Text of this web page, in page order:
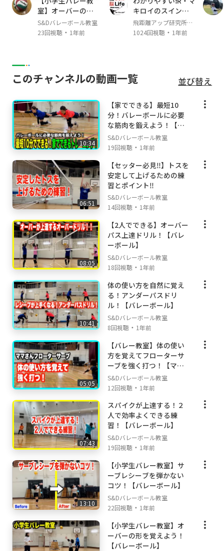
室】オーバーの形
を覚えよう！【バ
レーボール】
S&Dバレーボール教室
23回視聴・ 1年前
キロイのスイング
解析でアマチュア
のスイング改善‼️
飛距離アップ研究所か
っちゃんねる
1024回視聴・ 1年前
このチャンネルの動画一覧 並び替え
10:34
【家でできる】最短10
分！バレーボールに必要
な筋肉を鍛えよう！【バ
レーボール】
S&Dバレーボール教室
19回視聴 ・ 1年前
06:51
【セッター必見‼️】トスを
安定して上げるための練
習とポイント‼️
S&Dバレーボール教室
14回視聴 ・ 1年前
08:05
【2人でできる】オーバー
パス上達ドリル！【バレ
ーボール】
S&Dバレーボール教室
18回視聴 ・ 1年前
10:41
体の使い方を自然に覚え
る！アンダーパスドリ
ル！【バレーボール】
S&Dバレーボール教室
8回視聴 ・ 1年前
05:05
【バレー教室】体の使い
方を覚えてフローターサ
ーブを強く打つ！【ママ
さん】
S&Dバレーボール教室
12回視聴 ・ 1年前
07:43
スパイクが上達する！２
人で効率よくできる練
習！【バレーボール】
S&Dバレーボール教室
19回視聴 ・ 1年前
13:10
【小学生バレー教室】サ
ーブレシーブを弾かない
コツ！【バレーボール】
S&Dバレーボール教室
22回視聴 ・ 1年前
【小学生バレー教室】オ
ーバーの形を覚えよう！
【バレーボール】